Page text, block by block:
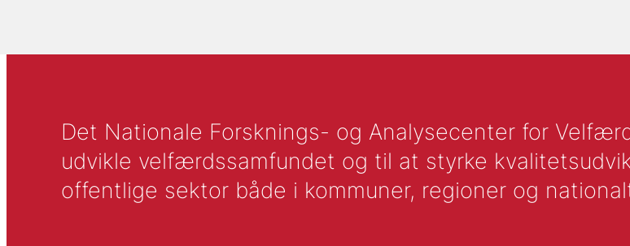
Det Nationale Forsknings- og Analysecenter for
udvikle velfærdssamfundet og til at styrke
offentlige sektor både i kommuner, regioner og